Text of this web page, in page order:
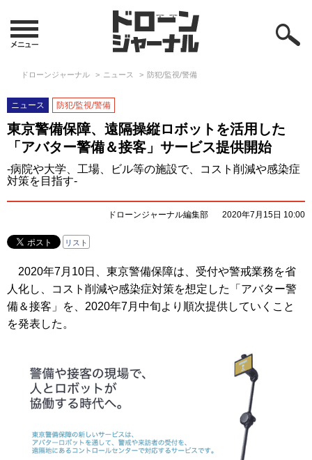
ドローンジャーナル ニュース 防犯/監視/警備
ニュース 防犯/監視/警備
東京警備保障、遠隔操縦ロボットを活用した
「アバター警備＆接客」サービス提供開始
-病院や大学、工場、ビル等の施設で、コスト削減や感染症
対策を目指す-
ドローンジャーナル編集部 2020年7月15日 10:00
リスト
2020年7月10日、東京警備保障は、受付や警戒業務を省
人化し、コスト削減や感染症対策を想定した「アバター警
備＆接客」を、2020年7月中旬より順次提供していくこと
を発表した。